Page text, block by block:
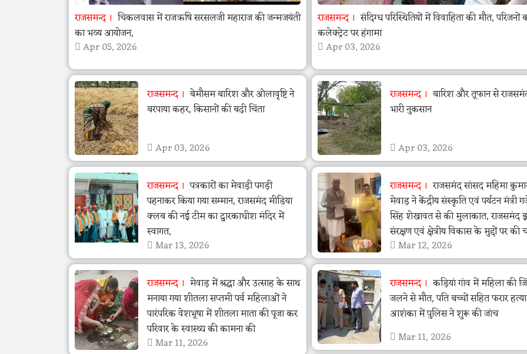
राजसमन्द
चिकलवास में राजऋषि सरसलजी महाराज की जन्मजयंती
का भव्य आयोजन,
Apr 05, 2026
राजसमन्द
संदिग्ध परिस्थितियों में विवाहिता की मौत, परिजनों
कलेक्ट्रेट पर हंगामा
Apr 03, 2026
राजसमन्द
बेमौसम बारिश और ओलावृष्टि ने
बरपाया कहर, किसानों की बढ़ी चिंता
Apr 03, 2026
राजसमन्द
बारिश और तूफान से
भारी नुकसान
Apr 03, 2026
राजसमन्द
पत्रकारों का मेवाड़ी पगड़ी
पहनाकर किया गया सम्मान, राजसमंद मीडिया
क्लब की नई टीम का द्वारकाधीश मंदिर में
स्वागत,
Mar 13, 2026
राजसमन्द
राजसमंद सांसद महिमा
मेवाड़ ने केंद्रीय संस्कृति एवं पर्यटन मंत्री
सिंह शेखावत से की मुलाकात, राजसमंद
संरक्षण एवं क्षेत्रीय विकास के मुद्दों पर की
Mar 12, 2026
राजसमन्द
मेवाड़ में श्रद्धा और उत्साह के साथ
मनाया गया शीतला सप्तमी पर्व महिलाओं ने
पारंपरिक वेशभूषा में शीतला माता की पूजा कर
परिवार के स्वास्थ्य की कामना की
Mar 11, 2026
राजसमन्द
कड़ियां गांव में महिला की
जलने से मौत, पति बच्चों सहित फरार
आशंका में पुलिस ने शुरू की जांच
Mar 11, 2026